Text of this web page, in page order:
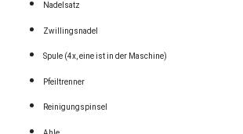
Nadelsatz
Zwillingsnadel
Spule (4x, eine ist in der Maschine)
Pfeiltrenner
Reinigungspinsel